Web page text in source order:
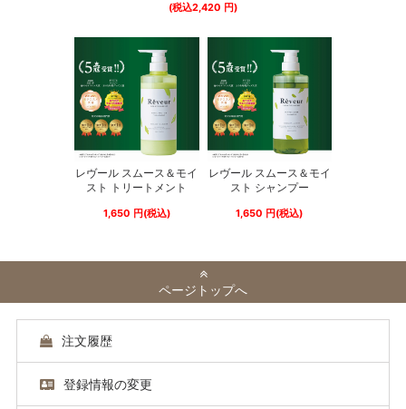
(税込2,420 円)
レヴール スムース＆モイ
スト トリートメント
1,650 円 (税込)
レヴール スムース＆モイ
スト シャンプー
1,650 円 (税込)
ページトップへ
注文履歴
登録情報の変更